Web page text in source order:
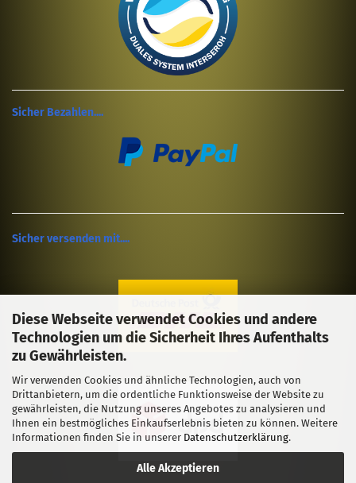
Diese Webseite verwendet Cookies und andere
Technologien um die Sicherheit Ihres Aufenthalts
zu Gewährleisten.
Wir verwenden Cookies und ähnliche Technologien, auch von
Drittanbietern, um die ordentliche Funktionsweise der Website zu
gewährleisten, die Nutzung unseres Angebotes zu analysieren und
Ihnen ein bestmögliches Einkaufserlebnis bieten zu können. Weitere
Informationen finden Sie in unserer Datenschutzerklärung.
Alle Akzeptieren
Sicher Bezahlen....
Sicher versenden mit....